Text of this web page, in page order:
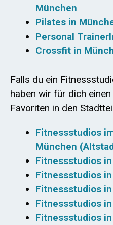
München
Pilates in
Personal
Crossfit in
Falls du ein
haben wir für dich
Favoriten in den
Fitnessstudios
München
Fitnessstudios
Fitnessstudios
Fitnessstudios
Fitnessstudios
Fitnessstudios